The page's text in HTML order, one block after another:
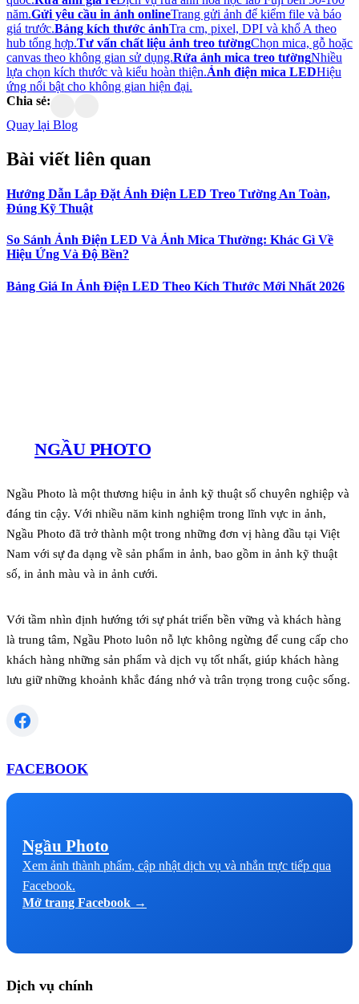
năm.Gửi yêu cầu in ảnh onlineTrang gửi ảnh để kiểm file và báo
giá trước.Bảng kích thước ảnhTra cm, pixel, DPI và khổ A theo
hub tổng hợp.Tư vấn chất liệu ảnh treo tườngChọn mica, gỗ hoặc
canvas theo không gian sử dụng.Rửa ảnh mica treo tườngNhiều
lựa chọn kích thước và kiểu hoàn thiện.Ảnh điện mica LEDHiệu
ứng nổi bật cho không gian hiện đại.
Chia sẻ:
Quay lại Blog
Bài viết liên quan
Hướng Dẫn Lắp Đặt Ảnh Điện LED Treo Tường An Toàn,
Đúng Kỹ Thuật
So Sánh Ảnh Điện LED Và Ảnh Mica Thường: Khác Gì Về
Hiệu Ứng Và Độ Bền?
Bảng Giá In Ảnh Điện LED Theo Kích Thước Mới Nhất 2026
NGẦU PHOTO
Ngầu Photo là một thương hiệu in ảnh kỹ thuật số chuyên nghiệp và
đáng tin cậy. Với nhiều năm kinh nghiệm trong lĩnh vực in ảnh,
Ngầu Photo đã trở thành một trong những đơn vị hàng đầu tại Việt
Nam với sự đa dạng về sản phẩm in ảnh, bao gồm in ảnh kỹ thuật
số, in ảnh màu và in ảnh cưới.
Với tầm nhìn định hướng tới sự phát triển bền vững và khách hàng
là trung tâm, Ngầu Photo luôn nỗ lực không ngừng để cung cấp cho
khách hàng những sản phẩm và dịch vụ tốt nhất, giúp khách hàng
lưu giữ những khoảnh khắc đáng nhớ và trân trọng trong cuộc sống.
FACEBOOK
Ngầu Photo
Xem ảnh thành phẩm, cập nhật dịch vụ và nhắn trực tiếp qua
Facebook.
Mở trang Facebook →
Dịch vụ chính